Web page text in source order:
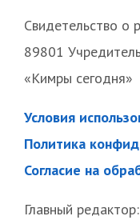
Свидетельство
89801
«Кимры сегодня»
Условия
Политика
Согласие на
Главный редактор: